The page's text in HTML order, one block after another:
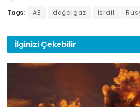
Tags: AB doğalgaz israil
İlginizi Çekebilir